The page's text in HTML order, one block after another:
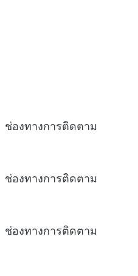
ช่องทางการติดตาม
ช่องทางการติดตาม
ช่องทางการติดตาม